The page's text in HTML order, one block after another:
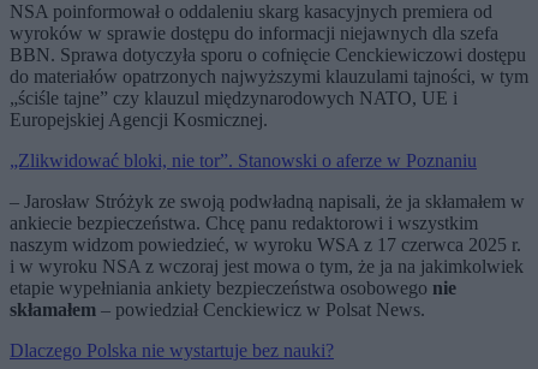
NSA poinformował o oddaleniu skarg kasacyjnych premiera od
wyroków w sprawie dostępu do informacji niejawnych dla szefa
BBN. Sprawa dotyczyła sporu o cofnięcie Cenckiewiczowi dostępu
do materiałów opatrzonych najwyższymi klauzulami tajności, w tym
„ściśle tajne” czy klauzul międzynarodowych NATO, UE i
Europejskiej Agencji Kosmicznej.
„Zlikwidować bloki, nie tor”. Stanowski o aferze w Poznaniu
– Jarosław Stróżyk ze swoją podwładną napisali, że ja skłamałem w
ankiecie bezpieczeństwa. Chcę panu redaktorowi i wszystkim
naszym widzom powiedzieć, w wyroku WSA z 17 czerwca 2025 r.
i w wyroku NSA z wczoraj jest mowa o tym, że ja na jakimkolwiek
etapie wypełniania ankiety bezpieczeństwa osobowego nie
skłamałem – powiedział Cenckiewicz w Polsat News.
Dlaczego Polska nie wystartuje bez nauki?